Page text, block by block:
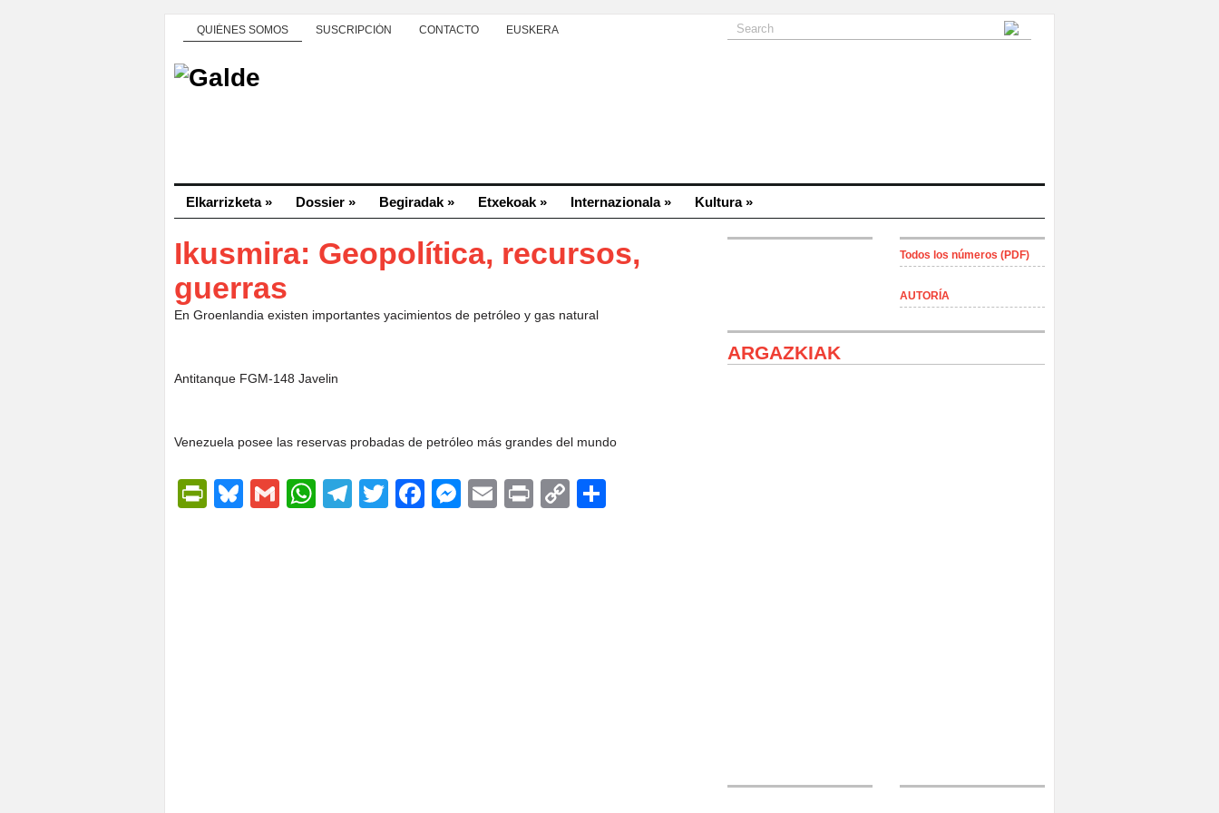
QUIÉNES SOMOS SUSCRIPCIÓN CONTACTO EUSKERA
Elkarrizketa» Dossier » Begiradak » Etxekoak » Internazionala» Kultura»
Ikusmira: Geopolítica, recursos,
guerras
En Groenlandia existen importantes yacimientos de petróleo y gas natural
Antitanque FGM-148 Javelin
Venezuela posee las reservas probadas de petróleo más grandes del mundo
PrintFriendly
Bluesky
GmailWhatsApp
Telegram
TwitterFacebook
Messenger
EmailPrintCopy
Todos los números (PDF)
AUTORÍA
ARGAZKIAK